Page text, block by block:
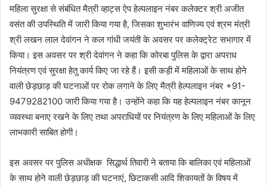
महिला सुरक्षा से संबंधित मैत्री व्हाट्स ऐप हेल्पलाइन नंबर कलेक्टर श्री अजीत
वसंत की उपस्थिति में जारी किया गया है, जिसका शुभारंभ वाणिज्य एवं श्रम मंत्री
श्री लखन लाल देवांगन ने कल गांधी जयंती के अवसर पर कलेक्ट्रेट सभागार में
किया। इस अवसर पर श्री देवांगन ने कहा कि कोरबा पुलिस के द्वारा अपराध
नियंत्रण एवं सुरक्षा हेतु कार्य किए जा रहे हैं। इसी कड़ी में महिलाओं के साथ होने
वाली छेड़छाड़ की घटनाओं पर रोक लगाने के लिए मैत्री हेल्पलाइन नंबर +91-
9479282100 जारी किया गया है। उन्होंने कहा कि यह हेल्पलाइन नंबर कानून
व्यवस्था बनाए रखने के लिए तथा अपराधियों पर नियंत्रण के लिए महिलाओं के लिए
लाभकारी साबित होगी।
इस अवसर पर पुलिस अधीक्षक सिद्धार्थ तिवारी ने बताया कि बालिका एवं महिलाओं
के साथ होने वाली छेड़छाड़ की घटनाएं, छिटाकसी आदि शिकायतों के विषय में